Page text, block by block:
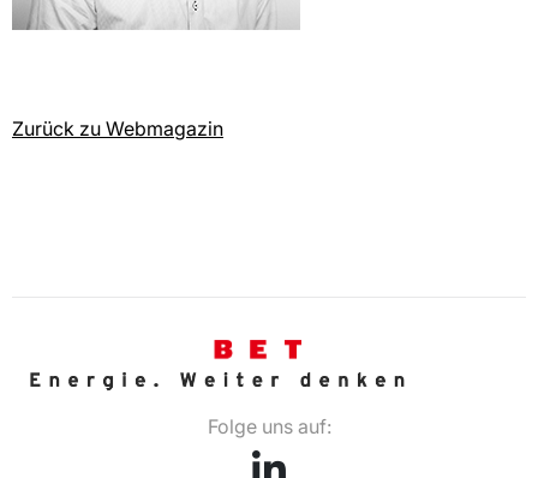
Zurück zu Webmagazin
Folge uns auf: